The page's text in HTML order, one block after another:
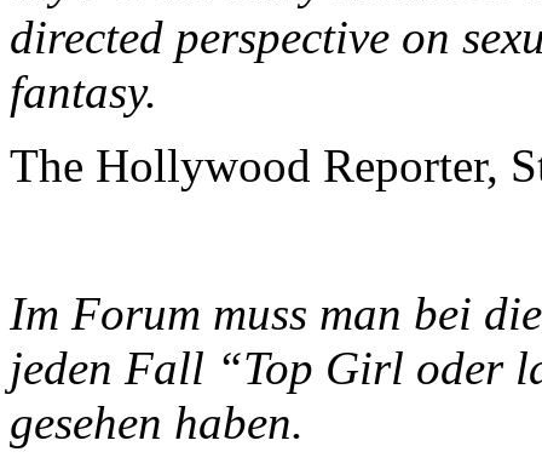
directed perspective on
fantasy.
The Hollywood Reporter,
Im Forum muss man bei
jeden Fall “Top Girl oder
gesehen haben.